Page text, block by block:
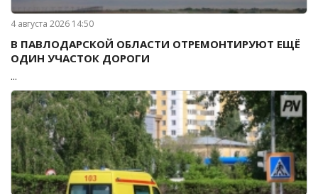
4 августа 2026 14:50
В ПАВЛОДАРСКОЙ ОБЛАСТИ ОТРЕМОНТИРУЮТ ЕЩЁ
ОДИН УЧАСТОК ДОРОГИ
...